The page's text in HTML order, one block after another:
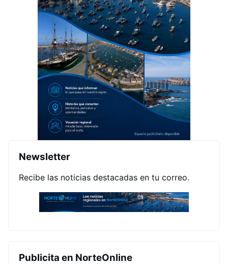
Newsletter
Recibe las noticias destacadas en tu correo.
Publicita en NorteOnline